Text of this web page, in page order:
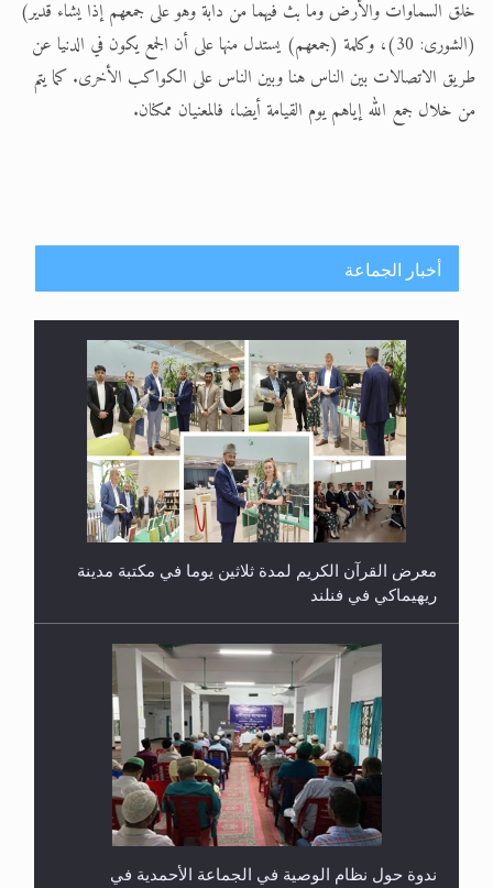
خلق السماوات والأرض وما بث فيهما من دابة وهو على جمعهم إذا يشاء قدير)
(الشورى: 30)، وكلمة (جمعهم) يستدل منها على أن الجمع يكون في الدنيا عن
طريق الاتصالات بين الناس هنا وبين الناس على الكواكب الأخرى. كما يتم
من خلال جمع الله إياهم يوم القيامة أيضا، فالمعنيان ممكنان.
أخبار الجماعة
معرض القرآن الكريم لمدة ثلاثين يوما في مكتبة مدينة
ريهيماكي في فنلند
ندوة حول نظام الوصية في الجماعة الأحمدية في